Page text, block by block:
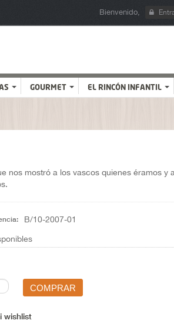
Bienvenido,
GOURMET EL RINCÓN INFANTIL
nos mostró a los vascos quienes éramos y
B/10-2007-01
wishlist